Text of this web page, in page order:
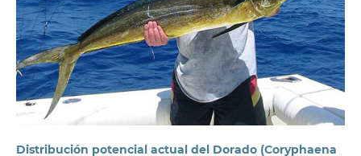
Distribución potencial actual del Dorado (Coryphaena